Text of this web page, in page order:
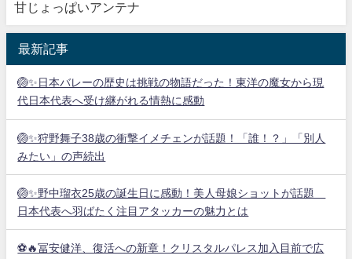
甘じょっぱいアンテナ
最新記事
🏐✨日本バレーの歴史は挑戦の物語だった！東洋の魔女から現
代日本代表へ受け継がれる情熱に感動
🏐✨狩野舞子38歳の衝撃イメチェンが話題！「誰！？」「別人
みたい」の声続出
🏐✨野中瑠衣25歳の誕生日に感動！美人母娘ショットが話題
日本代表へ羽ばたく注目アタッカーの魅力とは
⚽🔥冨安健洋、復活への新章！クリスタルパレス加入目前で広